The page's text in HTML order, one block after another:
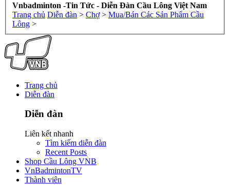
Vnbadminton -Tin Tức - Diễn Đàn Cầu Lông Việt Nam
Trang chủ Diễn đàn > Chợ > Mua/Bán Các Sản Phẩm Cầu
Lông >
Trang chủ
Diễn đàn
Diễn đàn
Liên kết nhanh
Tìm kiếm diễn đàn
Recent Posts
Shop Cầu Lông VNB
VnBadmintonTV
Thành viên